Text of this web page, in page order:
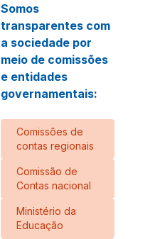
Somos
transparentes com
a sociedade por
meio de comissões
e entidades
governamentais:
Comissões de
contas regionais
Comissão de
Contas nacional
Ministério da
Educação